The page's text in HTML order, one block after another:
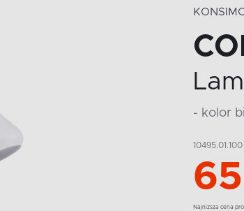
- kolor
10495.01.100
Najnizsza cena